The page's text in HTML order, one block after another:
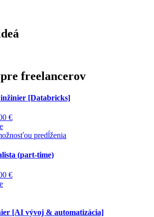
freelancerov
[Databricks]
€
predĺženia
(part-time)
€
[AI vývoj & automatizácia]